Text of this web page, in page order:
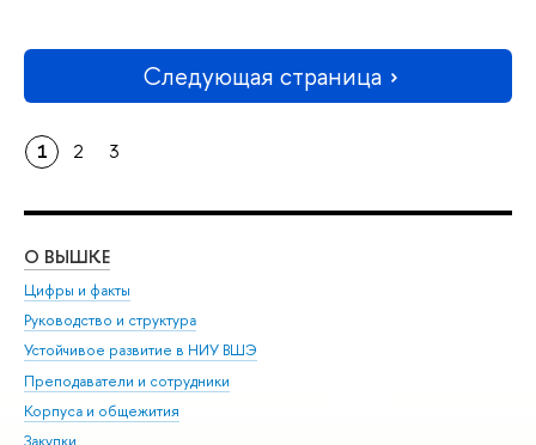
Следующая страница
1 2 3
О ВЫШКЕ
Цифры и факты
Руководство и структура
Устойчивое развитие в НИУ ВШЭ
Преподаватели и сотрудники
Корпуса и общежития